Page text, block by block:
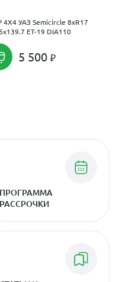
4X4 УАЗ Semicircle 8xR17
ET-19 DIA110
5 500
ПРОГРАММА
РАССРОЧКИ